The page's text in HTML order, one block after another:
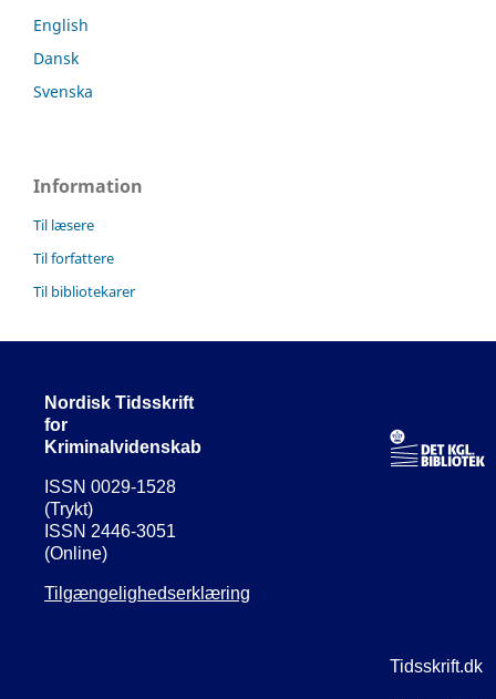
English
Dansk
Svenska
Information
Til læsere
Til forfattere
Til bibliotekarer
Nordisk Tidsskrift
for
Kriminalvidenskab
ISSN 0029-1528
(Trykt)
ISSN 2446-3051
(Online)
Tilgængelighedserklæring